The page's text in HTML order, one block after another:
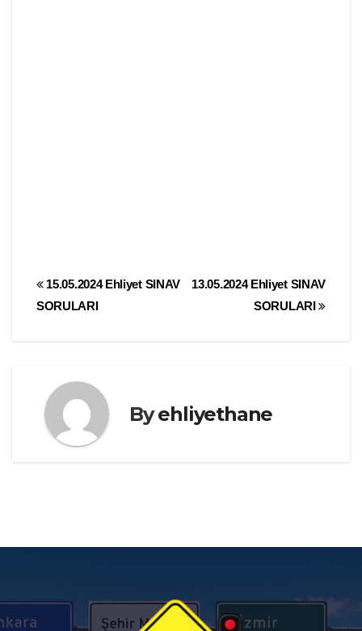
Yazı
13.05.2024 Ehliyet SINAV
SORULARI
15.05.2024 Ehliyet SINAV
SORULARI
Byehliyethane